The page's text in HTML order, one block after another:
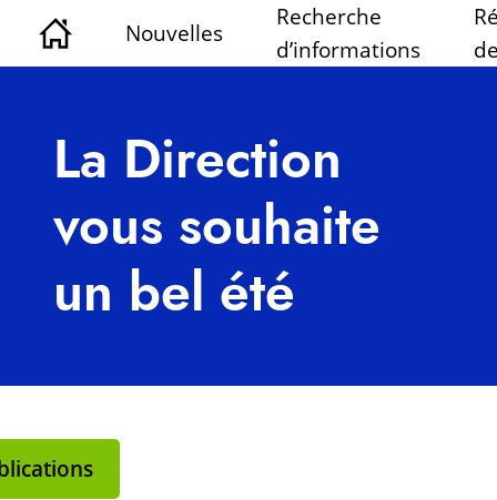
Nouvelles
Recherche
d’informations
La Direction
vous souhaite
un bel été